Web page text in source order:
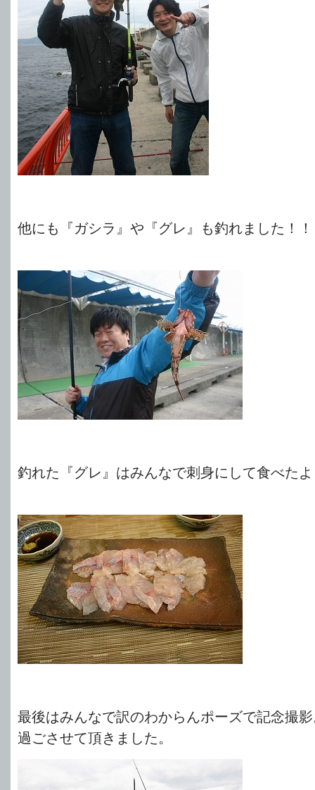
他にも『ガシラ』や『グレ』も釣れました！！
釣れた『グレ』はみんなで刺身にして食べた
最後はみんなで訳のわからんポーズで記念撮
過ごさせて頂きました。